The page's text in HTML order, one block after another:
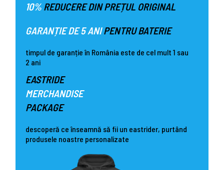
10% REDUCERE DIN PREȚUL ORIGINAL
GARANȚIE DE 5 ANIPENTRU BATERIE
timpul de garanție în România este de cel mult 1 sau
2 ani
EASTRIDE
MERCHANDISE
PACKAGE
descoperă ce înseamnă să fii un eastrider, purtând
produsele noastre personalizate